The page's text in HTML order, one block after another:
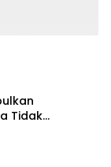
Tidak